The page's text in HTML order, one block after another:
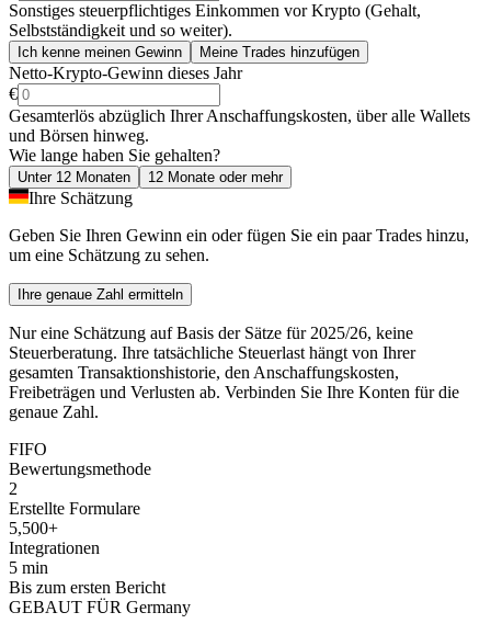
Sonstiges steuerpflichtiges Einkommen vor Krypto (Gehalt,
Selbstständigkeit und so weiter).
Ich kenne meinen Gewinn Meine Trades hinzufügen
Netto-Krypto-Gewinn dieses Jahr
€
Gesamterlös abzüglich Ihrer Anschaffungskosten, über alle Wallets
und Börsen hinweg.
Wie lange haben Sie gehalten?
Unter 12 Monaten 12 Monate oder mehr
Ihre Schätzung
Geben Sie Ihren Gewinn ein oder fügen Sie ein paar Trades hinzu,
um eine Schätzung zu sehen.
Ihre genaue Zahl ermitteln
Nur eine Schätzung auf Basis der Sätze für 2025/26, keine
Steuerberatung. Ihre tatsächliche Steuerlast hängt von Ihrer
gesamten Transaktionshistorie, den Anschaffungskosten,
Freibeträgen und Verlusten ab. Verbinden Sie Ihre Konten für die
genaue Zahl.
FIFO
Bewertungsmethode
2
Erstellte Formulare
5,500+
Integrationen
5 min
Bis zum ersten Bericht
GEBAUT FÜR Germany